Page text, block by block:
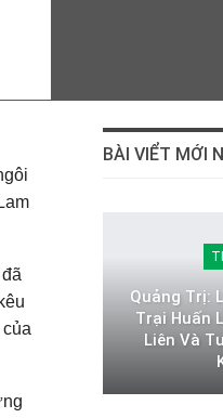
BÀI VIỂT MỚI
Quảng Trị:
Trại Huấn
Liên Và